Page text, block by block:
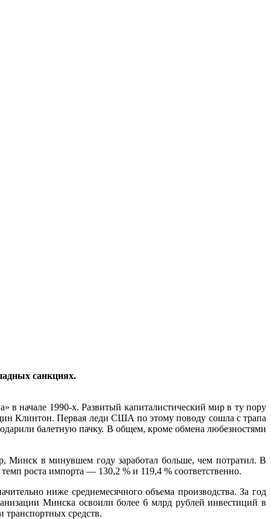
санкциях.
начале 1990-х. Развитый капиталистический мир в ту пору
Клинтон. Первая леди США по этому поводу сошла с трапа
балетную пачку. В общем, кроме обмена любезностями
Минск в минувшем году заработал больше, чем потратил. В
роста импорта — 130,2 % и 119,4 % соответственно.
ниже среднемесячного объема производства. За год
Минска освоили более 6 млрд рублей инвестиций в
средств.